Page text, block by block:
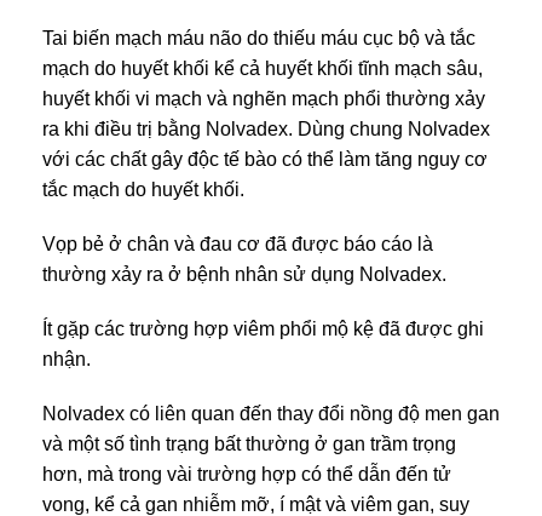
Tai biến mạch máu não do thiếu máu cục bộ và tắc
mạch do huyết khối kể cả huyết khối tĩnh mạch sâu,
huyết khối vi mạch và nghẽn mạch phổi thường xảy
ra khi điều trị bằng Nolvadex. Dùng chung Nolvadex
với các chất gây độc tế bào có thể làm tăng nguy cơ
tắc mạch do huyết khối.
Vọp bẻ ở chân và đau cơ đã được báo cáo là
thường xảy ra ở bệnh nhân sử dụng Nolvadex.
Ít gặp các trường hợp viêm phổi mộ kệ đã được ghi
nhận.
Nolvadex có liên quan đến thay đổi nồng độ men gan
và một số tình trạng bất thường ở gan trầm trọng
hơn, mà trong vài trường hợp có thể dẫn đến tử
vong, kể cả gan nhiễm mỡ, í mật và viêm gan, suy